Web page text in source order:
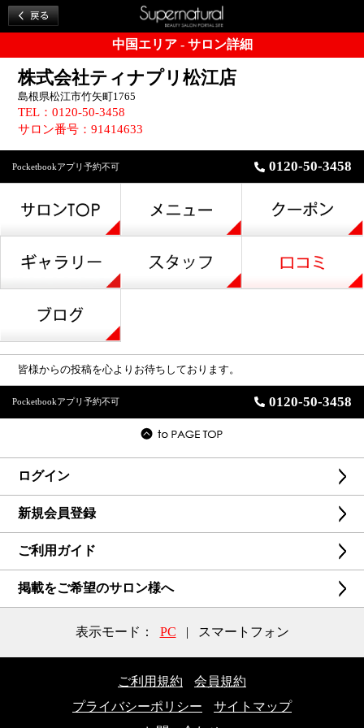
中国エリア - サロン詳細
株式会社ティナプリ松江店
島根県松江市竹矢町1765
TEL：0120-50-3458
サロン番号：91414633
Pocketbookアプリ予約不可 0120-50-3458
皆様からの投稿を心よりお待ちしております。
Pocketbookアプリ予約不可 0120-50-3458
ログイン
新規会員登録
ご利用ガイド
掲載をご希望のサロン様へ
表示モード： PC | スマートフォン
ご利用規約
会員規約
プライバシーポリシー
サイトマップ